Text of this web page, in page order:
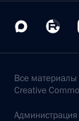
Все материалы
Creative
Администрация